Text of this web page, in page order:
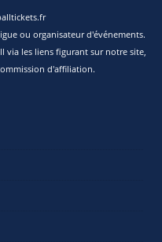
ou organisateur d'événements.
via les liens figurant sur notre site,
d'affiliation.